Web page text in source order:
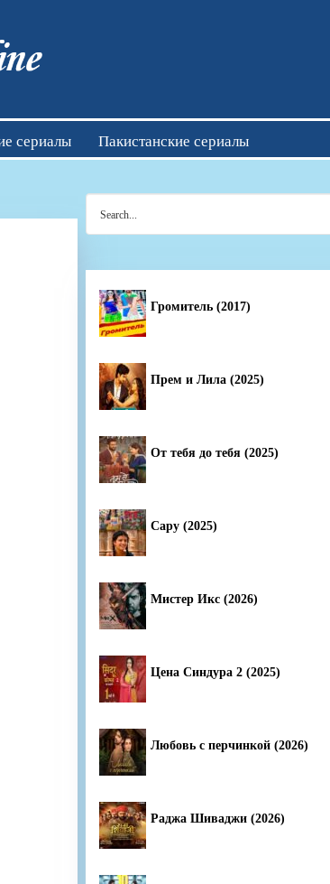
онлайн
сериалы Пакистанские сериалы
for:
Громитель (2017)
Прем и Лила (2025)
От тебя до тебя (2025)
Сару (2025)
Мистер Икс (2026)
Цена Синдура 2 (2025)
Любовь с перчинкой (2026)
Раджа Шиваджи (2026)